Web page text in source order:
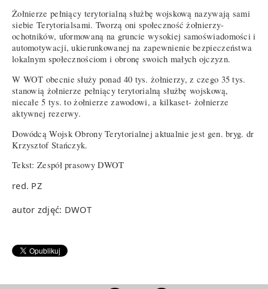
Żołnierze pełniący terytorialną służbę wojskową nazywają sami
siebie Terytorialsami. Tworzą oni społeczność żołnierzy-
ochotników, uformowaną na gruncie wysokiej samoświadomości i
automotywacji, ukierunkowanej na zapewnienie bezpieczeństwa
lokalnym społecznościom i obronę swoich małych ojczyzn.
W WOT obecnie służy ponad 40 tys. żołnierzy, z czego 35 tys.
stanowią żołnierze pełniący terytorialną służbę wojskową,
niecałe 5 tys. to żołnierze zawodowi, a kilkaset- żołnierze
aktywnej rezerwy.
Dowódcą Wojsk Obrony Terytorialnej aktualnie jest gen. bryg. dr
Krzysztof Stańczyk.
Tekst: Zespół prasowy DWOT
red. PZ
autor zdjęć: DWOT